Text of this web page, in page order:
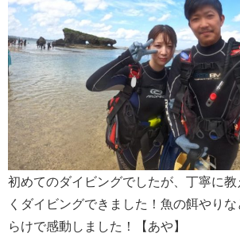
初めてのダイビングでしたが、丁寧に教
くダイビングできました！魚の餌やり
らけで感動しました！【あや】